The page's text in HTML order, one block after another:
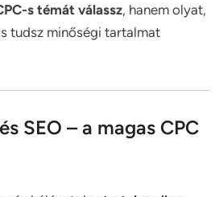
s témát válassz, hanem olyat,
tudsz minőségi tartalmat
SEO – a magas CPC